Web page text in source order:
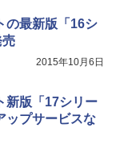
の最新版「16シ
売
2015年10月6日
新版「17シリー
プサービスな